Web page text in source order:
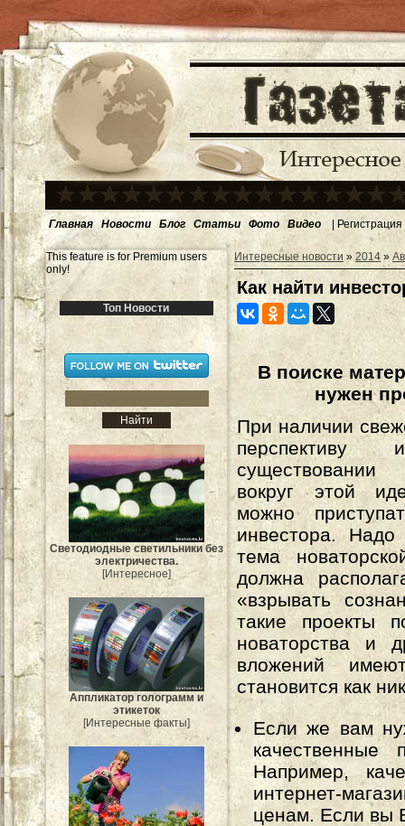
Главная Новости Блог Статьи Фото Видео | Регистрация
This feature is for Premium users
only!
Топ Новости
Светодиодные светильники без
электричества.
[Интересное]
Аппликатор голограмм и
этикеток
[Интересные факты]
Интересные новости » 2014 »
Как найти
В поиске
нужен
При наличии
перспективу
существовании
вокруг этой
можно
инвестора. Надо
тема
должна
«взрывать
такие проекты
новаторства и
вложений
становится как
Если же вам
качественные
Например,
интернет-
ценам. Если вы